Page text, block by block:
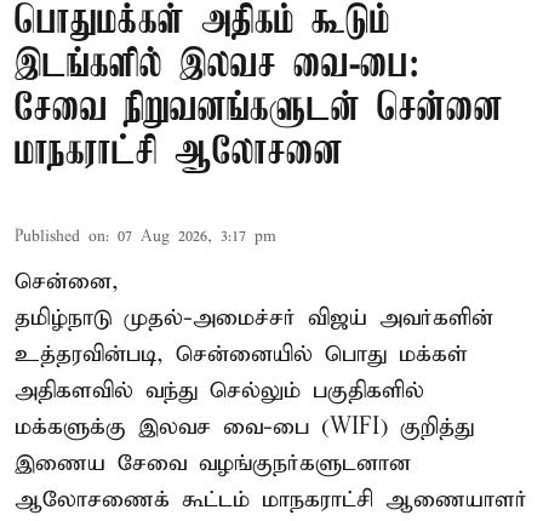
பொதுமக்கள் அதிகம் கூடும்
இடங்களில் இலவச வை-பை:
சேவை நிறுவனங்களுடன் சென்னை
மாநகராட்சி ஆலோசனை
Published on: 07 Aug 2026, 3:17 pm
சென்னை,
தமிழ்நாடு முதல்-அமைச்சர் விஜய் அவர்களின்
உத்தரவின்படி, சென்னையில் பொது மக்கள்
அதிகளவில் வந்து செல்லும் பகுதிகளில்
மக்களுக்கு இலவச வை-பை (WIFI) குறித்து
இணைய சேவை வழங்குநர்களுடனான
ஆலோசணைக் கூட்டம் மாநகராட்சி ஆணையாளர்